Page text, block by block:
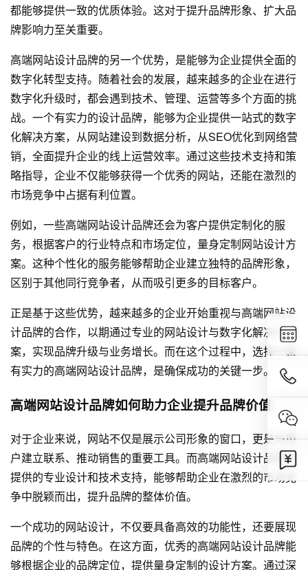
都能够提供一致的优质体验。这对于提升品牌形象、扩大品
牌影响力至关重要。
高端网站设计品牌的另一个优势，是能够为企业提供全面的
数字化转型支持。随着社会的发展，越来越多的企业在进行
数字化升级时，都会遇到技术、管理、运营等多个方面的挑
战。一个有实力的设计品牌，能够为企业提供一站式的数字
化解决方案，从网站建设到数据分析，从SEO优化到网络营
销，全面提升企业的线上运营效率。通过这些技术支持和策
略指导，企业不仅能够获得一个优秀的网站，还能在激烈的
市场竞争中占据有利位置。
例如，一些高端网站设计品牌还会为客户提供定制化的服
务，根据客户的行业特点和市场定位，量身定制网站设计方
案。这种个性化的服务能够帮助企业建立独特的品牌形象，
区别于其他同行竞争者，从而吸引更多的目标客户。
正是基于这些优势，越来越多的企业开始重视与高端网站设
计品牌的合作，以期通过专业的网站设计与数字化解决方
案，实现品牌升级与业务增长。而在这个过程中，选择一家
有实力的高端网站设计品牌，是确保成功的关键一步。
高端网站设计品牌如何助力企业提升品牌价值
对于企业来说，网站不仅是展示公司形象的窗口，更是与用
户建立联系、推动销售的重要工具。而高端网站设计品牌所
提供的专业设计和技术支持，能够帮助企业在激烈的市场竞
争中脱颖而出，提升品牌的整体价值。
一个成功的网站设计，不仅要具备高效的功能性，还要展现
品牌的个性与特色。在这方面，优秀的高端网站设计品牌能
够根据企业的品牌定位，提供量身定制的设计方案。通过深